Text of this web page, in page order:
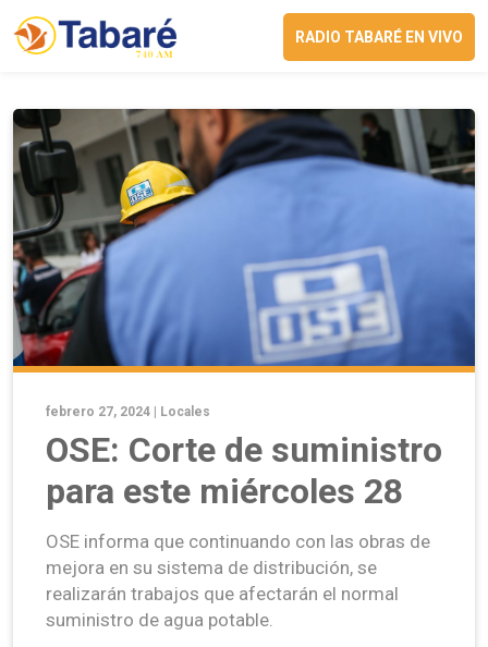
RADIO TABARÉ EN VIVO
febrero 27, 2024 | Locales
OSE: Corte de suministro
para este miércoles 28
OSE informa que continuando con las obras de
mejora en su sistema de distribución, se
realizarán trabajos que afectarán el normal
suministro de agua potable.